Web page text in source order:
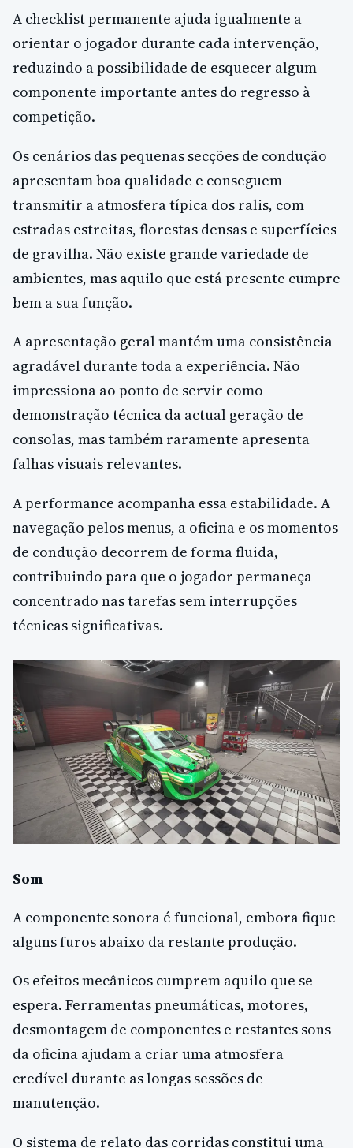
A checklist permanente ajuda igualmente a
orientar o jogador durante cada intervenção,
reduzindo a possibilidade de esquecer algum
componente importante antes do regresso à
competição.
Os cenários das pequenas secções de condução
apresentam boa qualidade e conseguem
transmitir a atmosfera típica dos ralis, com
estradas estreitas, florestas densas e superfícies
de gravilha. Não existe grande variedade de
ambientes, mas aquilo que está presente cumpre
bem a sua função.
A apresentação geral mantém uma consistência
agradável durante toda a experiência. Não
impressiona ao ponto de servir como
demonstração técnica da actual geração de
consolas, mas também raramente apresenta
falhas visuais relevantes.
A performance acompanha essa estabilidade. A
navegação pelos menus, a oficina e os momentos
de condução decorrem de forma fluida,
contribuindo para que o jogador permaneça
concentrado nas tarefas sem interrupções
técnicas significativas.
Som
A componente sonora é funcional, embora fique
alguns furos abaixo da restante produção.
Os efeitos mecânicos cumprem aquilo que se
espera. Ferramentas pneumáticas, motores,
desmontagem de componentes e restantes sons
da oficina ajudam a criar uma atmosfera
credível durante as longas sessões de
manutenção.
O sistema de relato das corridas constitui uma